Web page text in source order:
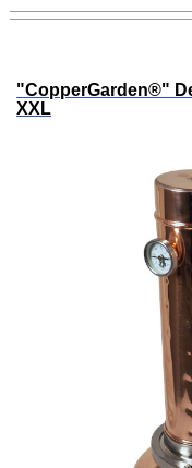
"CopperGarden®"
XXL